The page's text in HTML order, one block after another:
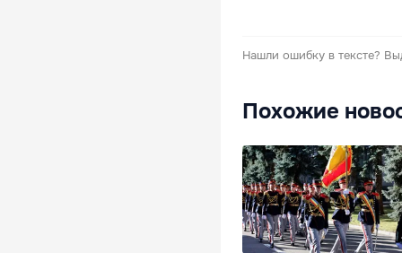
Нашли ошибку в тексте?
Похожие